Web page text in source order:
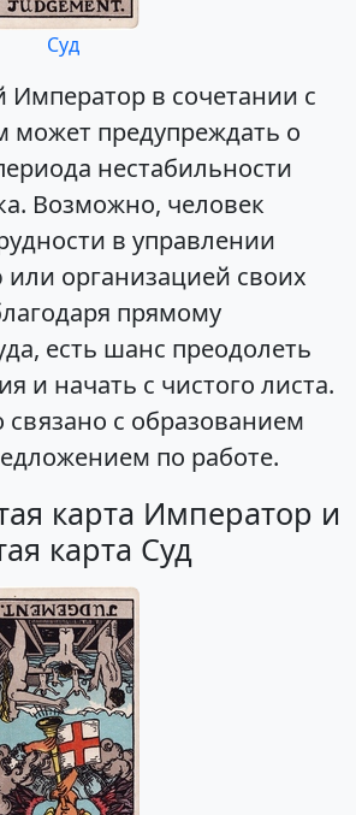
Суд
Император в сочетании с
предупреждать о
нестабильности
Возможно, человек
в управлении
организацией своих
прямому
есть шанс преодолеть
и начать с чистого листа.
с образованием
по работе.
карта Император и
карта Суд